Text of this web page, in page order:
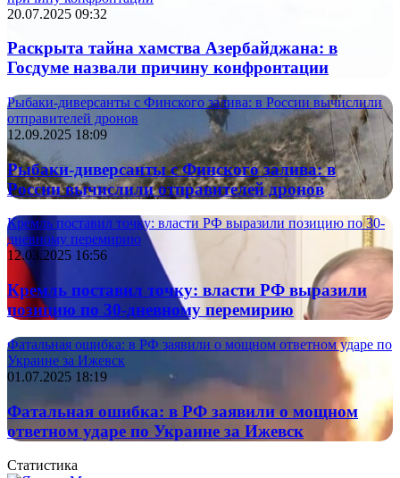
20.07.2025 09:32
Раскрыта тайна хамства Азербайджана: в
Госдуме назвали причину конфронтации
Рыбаки-диверсанты с Финского залива: в России вычислили
отправителей дронов
12.09.2025 18:09
Рыбаки-диверсанты с Финского залива: в
России вычислили отправителей дронов
Кремль поставил точку: власти РФ выразили позицию по 30-
дневному перемирию
12.03.2025 16:56
Кремль поставил точку: власти РФ выразили
позицию по 30-дневному перемирию
Фатальная ошибка: в РФ заявили о мощном ответном ударе по
Украине за Ижевск
01.07.2025 18:19
Фатальная ошибка: в РФ заявили о мощном
ответном ударе по Украине за Ижевск
Статистика